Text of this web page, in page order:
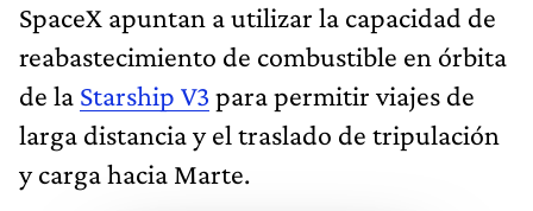
SpaceX apuntan a utilizar la capacidad de
reabastecimiento de combustible en órbita
de la Starship V3 para permitir viajes de
larga distancia y el traslado de tripulación
y carga hacia Marte.